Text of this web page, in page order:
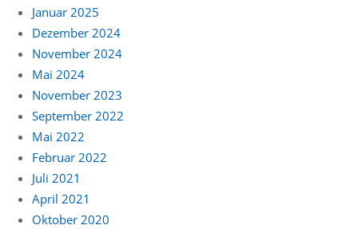
Januar 2025
Dezember 2024
November 2024
Mai 2024
November 2023
September 2022
Mai 2022
Februar 2022
Juli 2021
April 2021
Oktober 2020